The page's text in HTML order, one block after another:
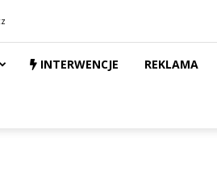
INTERWENCJE REKLAMA